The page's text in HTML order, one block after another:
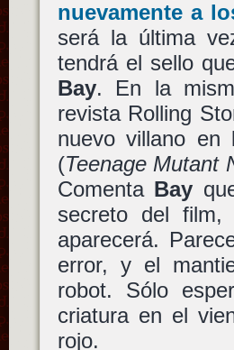
nuevamente a
será la última
tendrá el sello
Bay. En la
revista Rolling
nuevo villano en
(Teenage Mutant
Comenta Bay
secreto del film,
aparecerá.
error, y el
robot. Sólo
criatura en el
rojo.